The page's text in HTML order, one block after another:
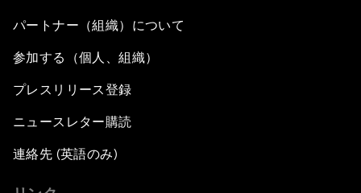
パートナー（組織）について
参加する（個人、組織）
プレスリリース登録
ニュースレター購読
連絡先 (英語のみ)